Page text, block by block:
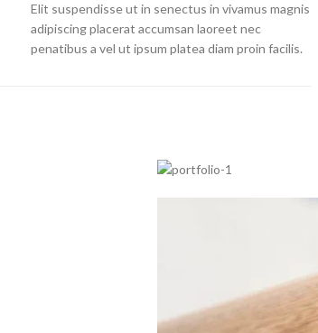
Elit suspendisse ut in senectus in vivamus magnis
adipiscing placerat accumsan laoreet nec
penatibus a vel ut ipsum platea diam proin facilis.